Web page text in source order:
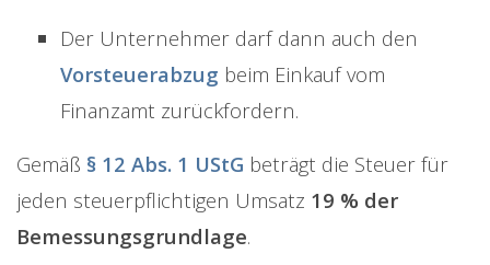
Der Unternehmer darf dann auch den
Vorsteuerabzug beim Einkauf vom
Finanzamt zurückfordern.
Gemäß § 12 Abs. 1 UStG beträgt die Steuer für
jeden steuerpflichtigen Umsatz 19 % der
Bemessungsgrundlage.